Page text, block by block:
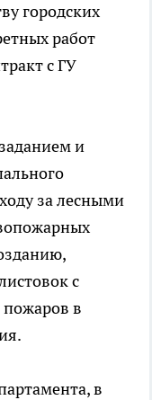
городских
работ
с ГУ
и
за лесными
с
в
в